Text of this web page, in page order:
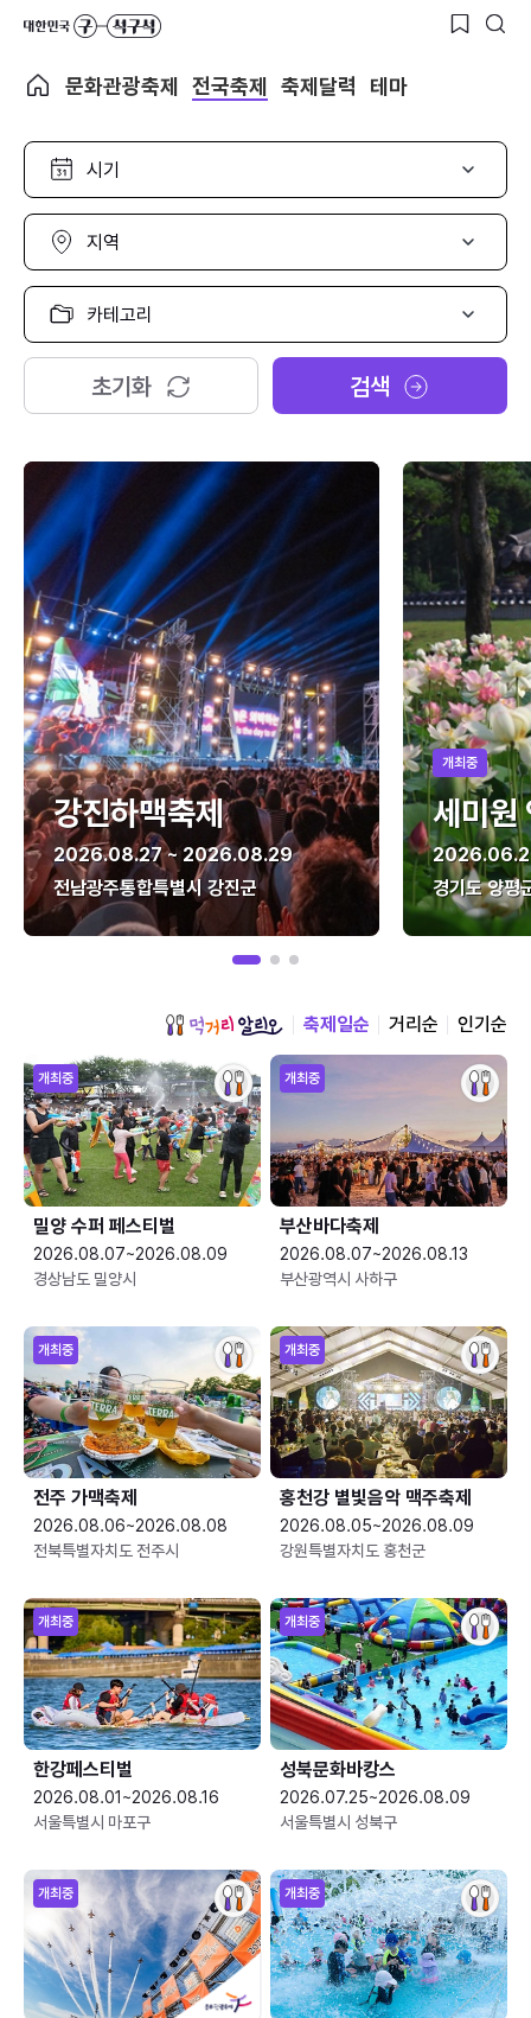
문화관광축제 전국축제 축제달력 테마
시
선
택
지
선
택
카
고
리
택
초기화 검색
강진하맥축제
2026.08.27 ~ 2026.08.29
전남광주통합특별시 강진군
개최중
세미원
경기도 양평
축제일순 거리순 인기순
개최중
밀양 수퍼 페스티벌
2026.08.07~2026.08.09
경상남도 밀양시
개최중
부산바다축제
2026.08.07~2026.08.13
부산광역시 사하구
개최중
전주 가맥축제
2026.08.06~2026.08.08
전북특별자치도 전주시
개최중
홍천강 별빛음악 맥주축제
2026.08.05~2026.08.09
강원특별자치도 홍천군
개최중
한강페스티벌
2026.08.01~2026.08.16
서울특별시 마포구
개최중
성북문화바캉스
2026.07.25~2026.08.09
서울특별시 성북구
개최중 개최중